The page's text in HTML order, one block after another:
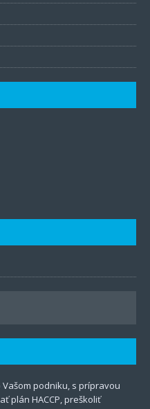
podniku, s prípravou
plán HACCP, preškoliť